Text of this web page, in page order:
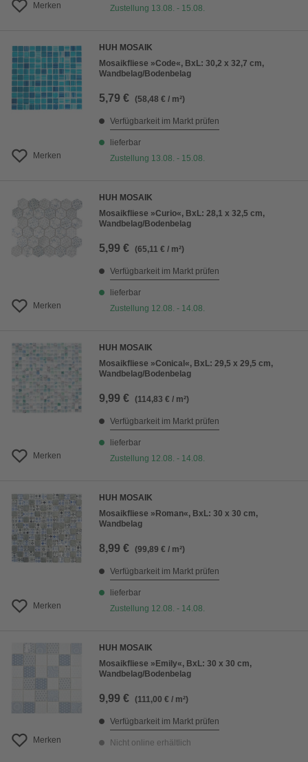
Merken
Zustellung 13.08. - 15.08.
Merken
HUH MOSAIK
Mosaikfliese »Code«, BxL: 30,2 x 32,7 cm,
Wandbelag/Bodenbelag
5,79 € (58,48 € / m²)
Verfügbarkeit im Markt prüfen
lieferbar
Zustellung 13.08. - 15.08.
Merken
HUH MOSAIK
Mosaikfliese »Curio«, BxL: 28,1 x 32,5 cm,
Wandbelag/Bodenbelag
5,99 € (65,11 € / m²)
Verfügbarkeit im Markt prüfen
lieferbar
Zustellung 12.08. - 14.08.
Merken
HUH MOSAIK
Mosaikfliese »Conical«, BxL: 29,5 x 29,5 cm,
Wandbelag/Bodenbelag
9,99 € (114,83 € / m²)
Verfügbarkeit im Markt prüfen
lieferbar
Zustellung 12.08. - 14.08.
Merken
HUH MOSAIK
Mosaikfliese »Roman«, BxL: 30 x 30 cm,
Wandbelag
8,99 € (99,89 € / m²)
Verfügbarkeit im Markt prüfen
lieferbar
Zustellung 12.08. - 14.08.
Merken
HUH MOSAIK
Mosaikfliese »Emily«, BxL: 30 x 30 cm,
Wandbelag/Bodenbelag
9,99 € (111,00 € / m²)
Verfügbarkeit im Markt prüfen
Nicht online erhältlich